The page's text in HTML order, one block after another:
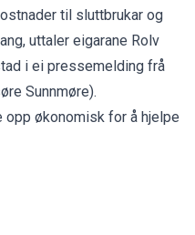
til sluttbrukar og
uttaler eigarane Rolv
i ei pressemelding frå
Sunnmøre).
økonomisk for å hjelpe